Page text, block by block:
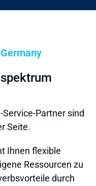
Partner sind
Seite.
Ihnen flexible
Ressourcen zu
durch